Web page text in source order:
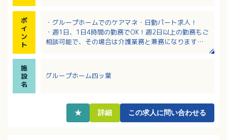
ポ
イ
ン
ト
・グループホームでのケアマネ・日勤パート求人！
・週1日、1日4時間の勤務でOK！週2日以上の勤務もご
相談可能で、その場合は介護業務と兼務になります
・昇給あり！業績に応じて賞与も支給あり！
施
設
名
グループホーム四ッ葉
★ 詳細 この求人に問い合わせる